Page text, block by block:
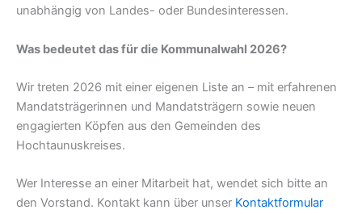
unabhängig von Landes- oder Bundesinteressen.
Was bedeutet das für die Kommunalwahl 2026?
Wir treten 2026 mit einer eigenen Liste an – mit erfahrenen
Mandatsträgerinnen und Mandatsträgern sowie neuen
engagierten Köpfen aus den Gemeinden des
Hochtaunuskreises.
Wer Interesse an einer Mitarbeit hat, wendet sich bitte an
den Vorstand. Kontakt kann über unser Kontaktformular